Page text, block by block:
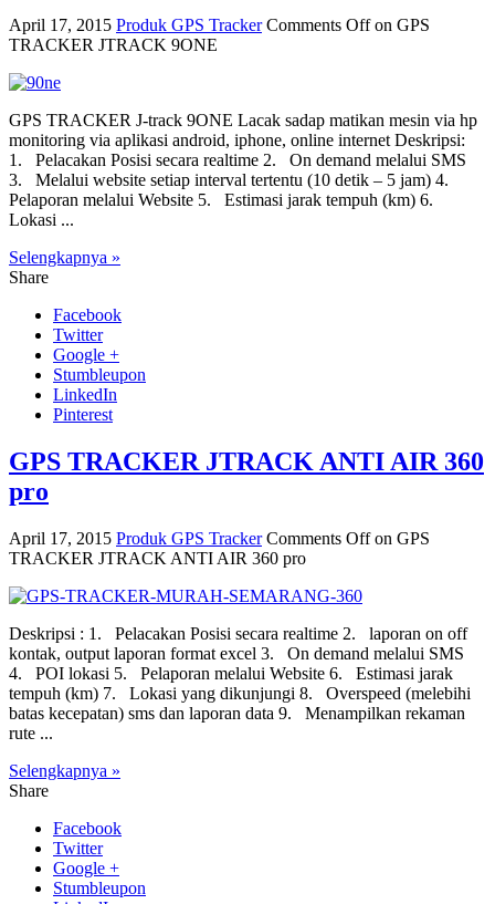
April 17, 2015 Produk GPS Tracker Comments Offon GPS
TRACKER JTRACK 9ONE
GPS TRACKER J-track 9ONE Lacak sadap matikan mesin via hp
monitoring via aplikasi android, iphone, online internet Deskripsi:
1. Pelacakan Posisi secara realtime 2. On demand melalui SMS
3. Melalui website setiap interval tertentu (10 detik – 5 jam) 4.
Pelaporan melalui Website 5. Estimasi jarak tempuh (km) 6.
Lokasi ...
Selengkapnya »
Share
Facebook
Twitter
Google +
Stumbleupon
LinkedIn
Pinterest
GPS TRACKER JTRACK ANTI AIR 360
pro
April 17, 2015 Produk GPS Tracker Comments Offon GPS
TRACKER JTRACK ANTI AIR 360 pro
Deskripsi : 1. Pelacakan Posisi secara realtime 2. laporan on off
kontak, output laporan format excel 3. On demand melalui SMS
4. POI lokasi 5. Pelaporan melalui Website 6. Estimasi jarak
tempuh (km) 7. Lokasi yang dikunjungi 8. Overspeed (melebihi
batas kecepatan) sms dan laporan data 9. Menampilkan rekaman
rute ...
Selengkapnya »
Share
Facebook
Twitter
Google +
Stumbleupon